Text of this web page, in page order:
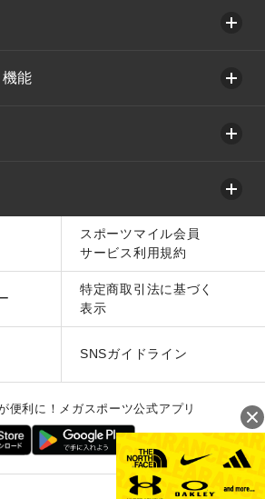
能
スポーツマイル会員
サービス利用規約
特定商取引法に基づく
表示
SNSガイドライン
便利に！メガスポーツ公式アプリ